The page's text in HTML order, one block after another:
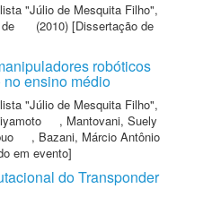
"Júlio de Mesquita Filho",
(2010) [Dissertação de
robóticos
ensino médio
"Júlio de Mesquita Filho",
, Mantovani, Suely
, Bazani, Márcio Antônio
em evento]
do Transponder